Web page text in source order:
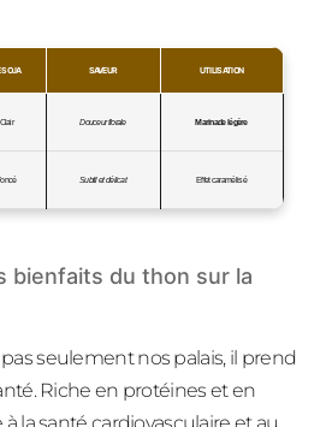
SOJA SAVEUR UTILISATION
Douceur florale Marinade légère
Subtil et délicat Effet caramélisé
bienfaits du thon sur la
seulement nos palais, il prend
Riche en protéines et en